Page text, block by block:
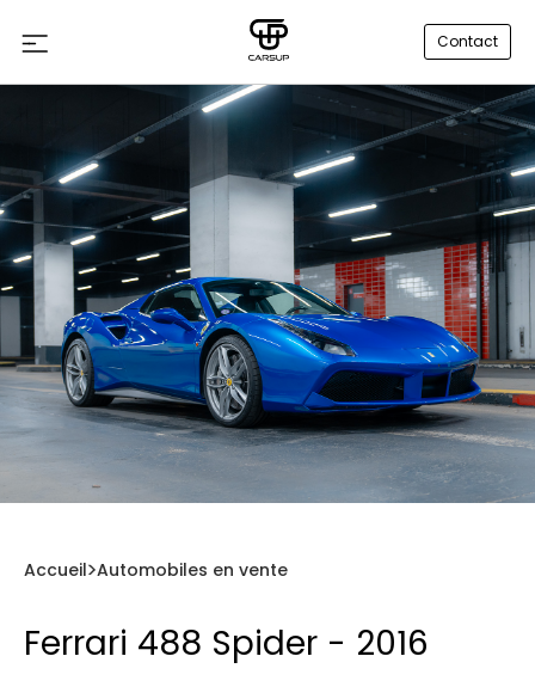
Contact
Accueil Automobiles en vente
Ferrari 488 Spider - 2016